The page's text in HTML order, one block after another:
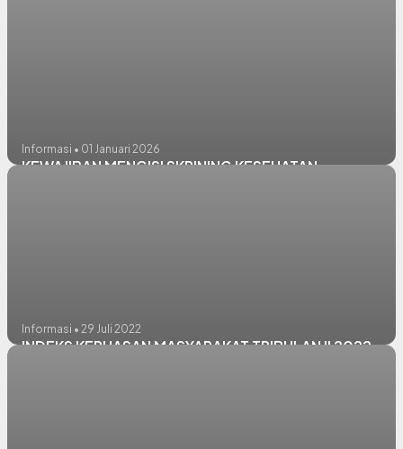
Informasi • 01 Januari 2026
KEWAJIBAN MENGISI SKRINING KESEHATAN
Informasi • 29 Juli 2022
INDEKS KEPUASAN MASYARAKAT TRIBULAN II 2022